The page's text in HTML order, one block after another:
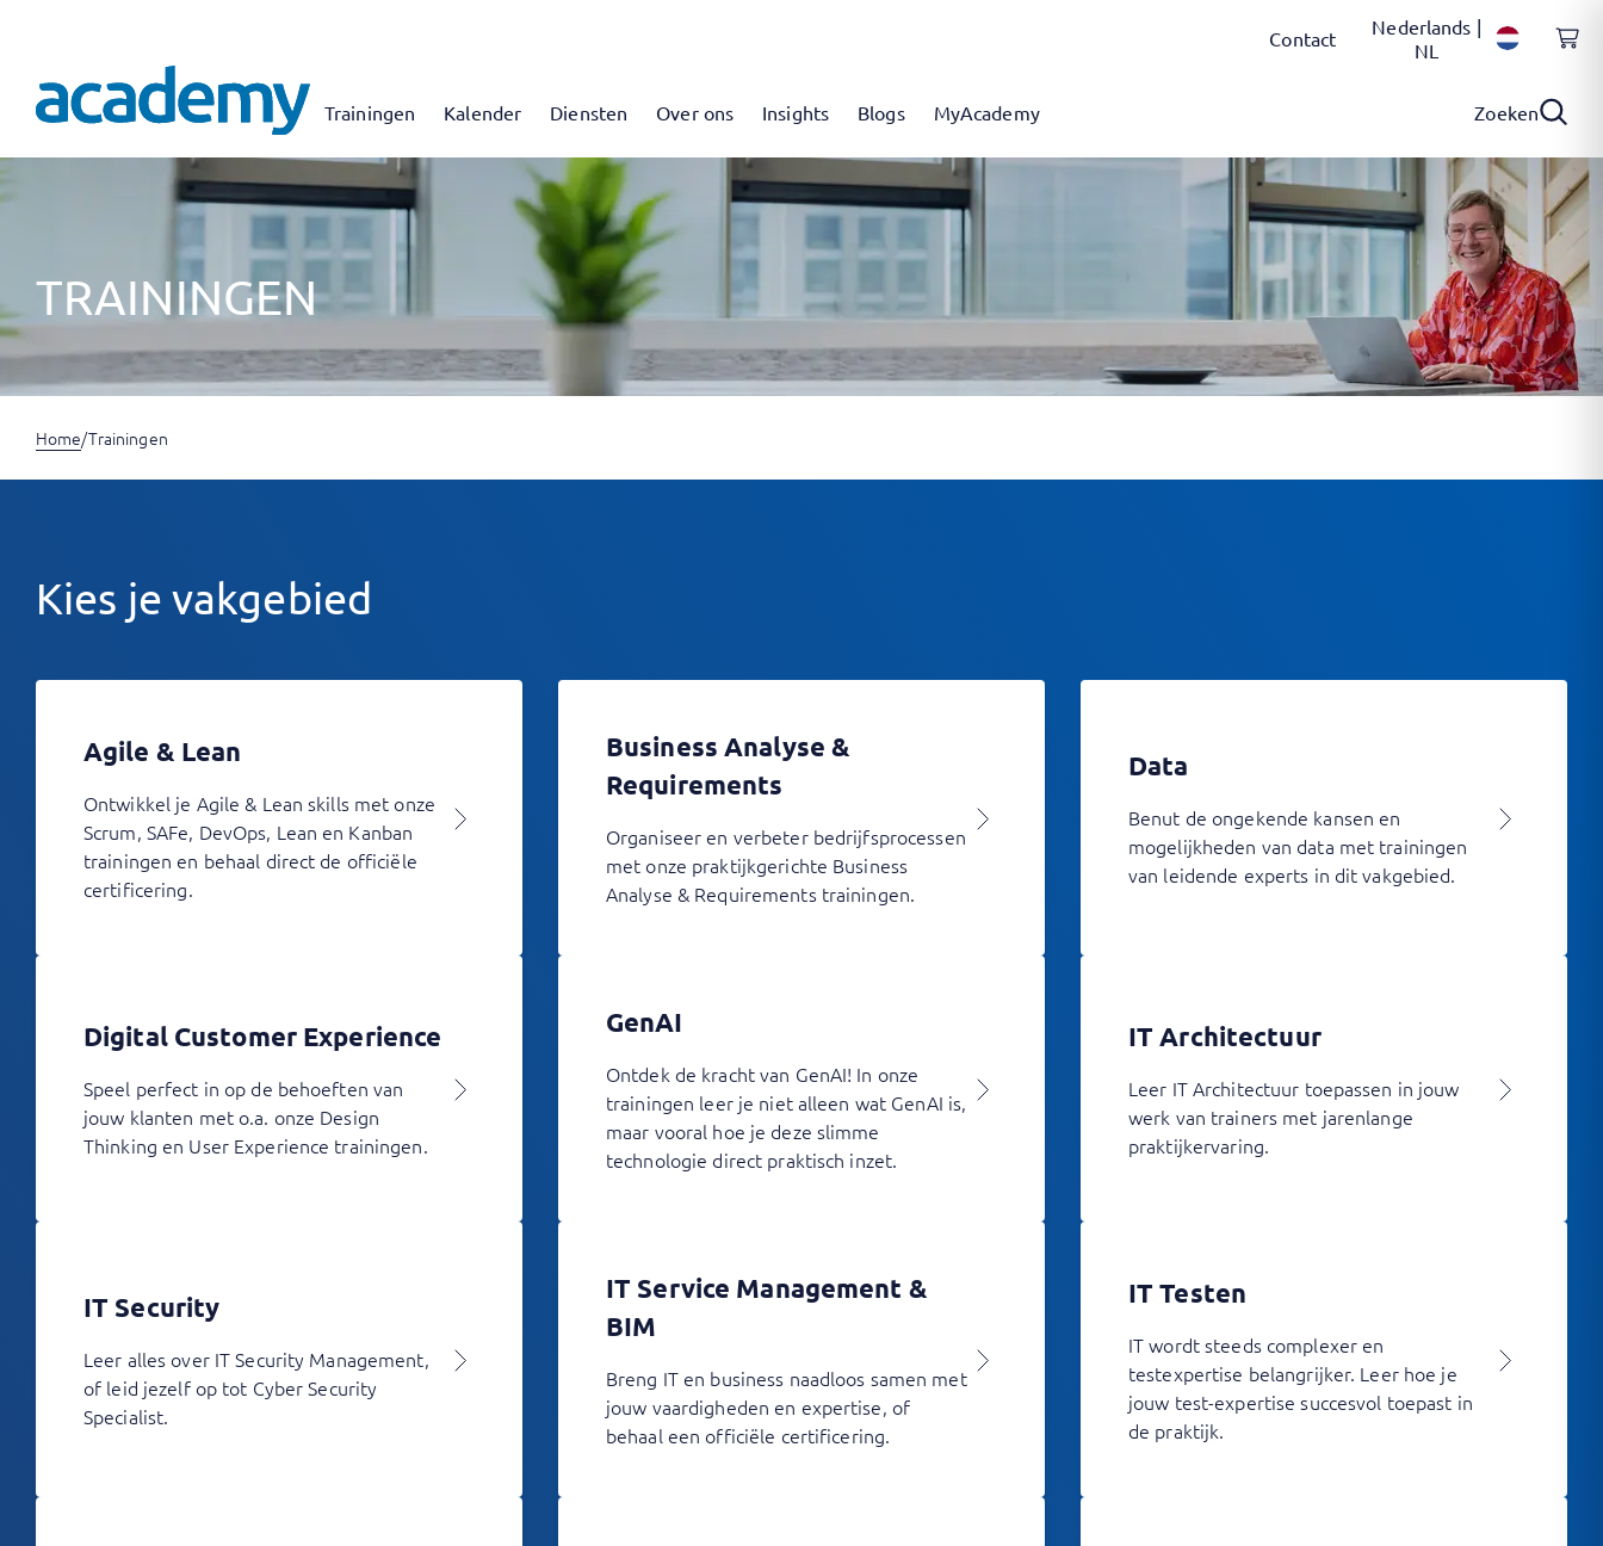
Contact
Nederlands |
NL
Trainingen Kalender Diensten Over ons Insights Blogs MyAcademy Zoeken
TRAININGEN
Home/Trainingen
Kies je vakgebied
Agile & Lean
Ontwikkel je Agile & Lean skills met onze
Scrum, SAFe, DevOps, Lean en Kanban
trainingen en behaal direct de officiële
certificering.
Business Analyse &
Requirements
Organiseer en verbeter bedrijfsprocessen
met onze praktijkgerichte Business
Analyse & Requirements trainingen.
Data
Benut de ongekende kansen en
mogelijkheden van data met trainingen
van leidende experts in dit vakgebied.
Digital Customer Experience
Speel perfect in op de behoeften van
jouw klanten met o.a. onze Design
Thinking en User Experience trainingen.
GenAI
Ontdek de kracht van GenAI! In onze
trainingen leer je niet alleen wat GenAI is,
maar vooral hoe je deze slimme
technologie direct praktisch inzet.
IT Architectuur
Leer IT Architectuur toepassen in jouw
werk van trainers met jarenlange
praktijkervaring.
IT Security
Leer alles over IT Security Management,
of leid jezelf op tot Cyber Security
Specialist.
IT Service Management &
BIM
Breng IT en business naadloos samen met
jouw vaardigheden en expertise, of
behaal een officiële certificering.
IT Testen
IT wordt steeds complexer en
testexpertise belangrijker. Leer hoe je
jouw test-expertise succesvol toepast in
de praktijk.